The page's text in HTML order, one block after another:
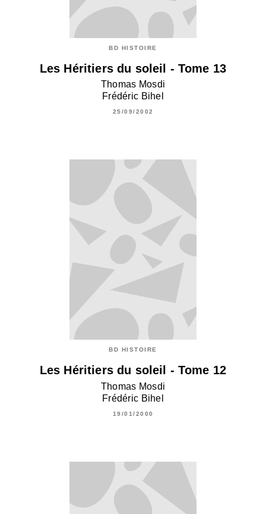
BD HISTOIRE
Les Héritiers du soleil - Tome 13
Thomas Mosdi
Frédéric Bihel
25/09/2002
BD HISTOIRE
Les Héritiers du soleil - Tome 12
Thomas Mosdi
Frédéric Bihel
19/01/2000